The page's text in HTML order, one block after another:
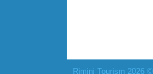
Rimini Tourism 2026 ©